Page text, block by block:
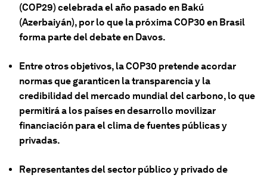
(COP29) celebrada el año pasado en Bakú
(Azerbaiyán), por lo que la próxima COP30 en Brasil
forma parte del debate en Davos.
Entre otros objetivos, la COP30 pretende acordar
normas que garanticen la transparencia y la
credibilidad del mercado mundial del carbono, lo que
permitirá a los países en desarrollo movilizar
financiación para el clima de fuentes públicas y
privadas.
Representantes del sector público y privado de